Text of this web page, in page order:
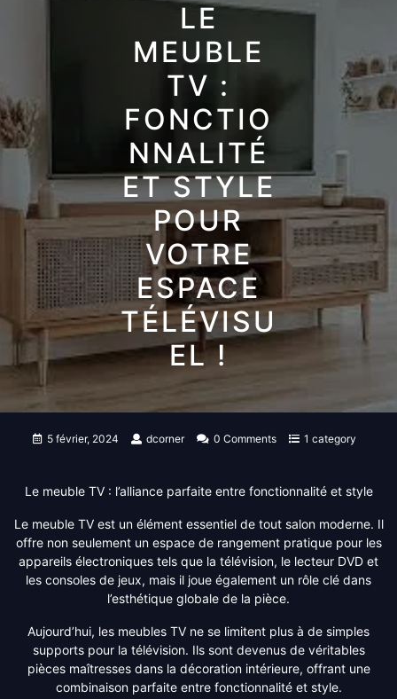
LE
MEUBLE
TV :
FONCTIO
NNALITÉ
ET STYLE
POUR
VOTRE
ESPACE
TÉLÉVISU
EL !
5 février, 2024 dcorner 0 Comments 1 category
Le meuble TV : l’alliance parfaite entre fonctionnalité et style
Le meuble TV est un élément essentiel de tout salon moderne. Il
offre non seulement un espace de rangement pratique pour les
appareils électroniques tels que la télévision, le lecteur DVD et
les consoles de jeux, mais il joue également un rôle clé dans
l’esthétique globale de la pièce.
Aujourd’hui, les meubles TV ne se limitent plus à de simples
supports pour la télévision. Ils sont devenus de véritables
pièces maîtresses dans la décoration intérieure, offrant une
combinaison parfaite entre fonctionnalité et style.